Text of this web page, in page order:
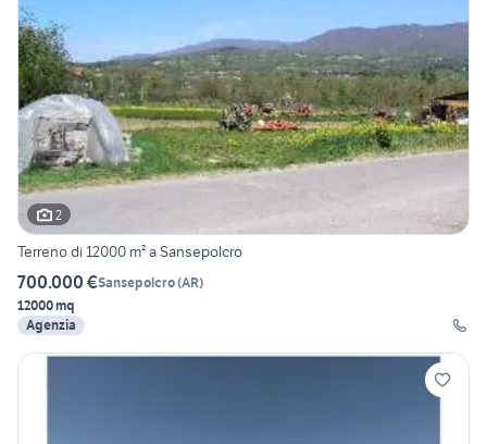
2
Terreno di 12000 m² a Sansepolcro
700.000 €Sansepolcro(AR)
12000 mq
Agenzia